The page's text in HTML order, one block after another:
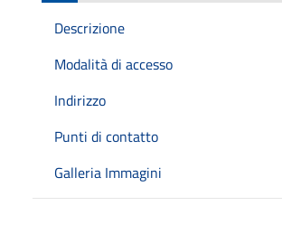
Descrizione
Modalità di accesso
Indirizzo
Punti di contatto
Galleria Immagini